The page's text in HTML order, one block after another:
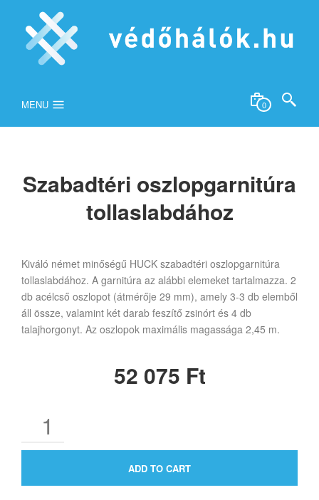
MENU 0
Szabadtéri oszlopgarnitúra
tollaslabdához
Kiváló német minőségű HUCK szabadtéri oszlopgarnitúra
tollaslabdához. A garnitúra az alábbi elemeket tartalmazza. 2
db acélcső oszlopot (átmérője 29 mm), amely 3-3 db elemből
áll össze, valamint két darab feszítő zsinórt és 4 db
talajhorgonyt. Az oszlopok maximális magassága 2,45 m.
52 075 Ft
ADD TO CART